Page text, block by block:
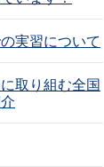
実習について
取り組む全国